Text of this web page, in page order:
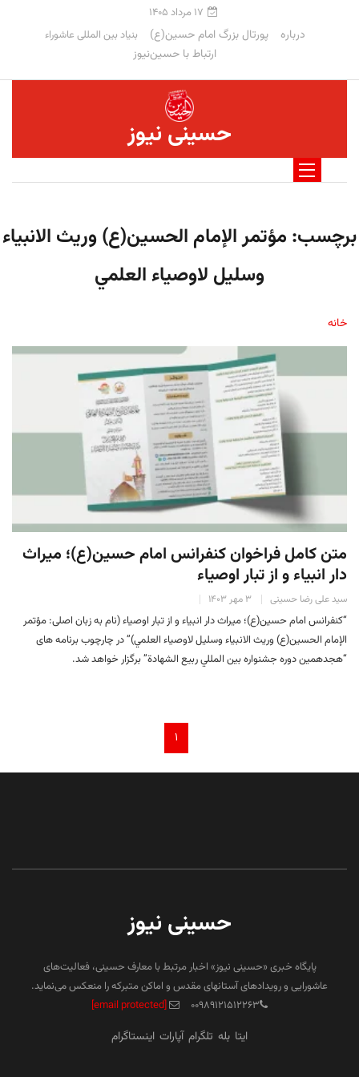
۱۷ مرداد ۱۴۰۵
درباره پورتال بزرگ امام حسین(ع) بنیاد بین المللی عاشوراء
ارتباط با حسین‌نیوز
حسینی نیوز
برچسب: مؤتمر الإمام الحسين(ع) وريث الانبياء
وسليل لاوصياء العلمي
خانه
متن کامل فراخوان كنفرانس امام حسين(ع)؛ ميراث
دار انبياء و از تبار اوصياء
سید علی رضا حسینی ۳ مهر ۱۴۰۳
“كنفرانس امام حسين(ع)؛ ميراث دار انبياء و از تبار اوصياء (نام به زبان اصلی: مؤتمر
الإمام الحسين(ع) وريث الانبياء وسليل لاوصياء العلمي)” در چارچوب برنامه های
“هجدهمين دوره جشنواره بين المللي ربيع الشهادة” برگزار خواهد شد.
۱
حسینی نیوز
پایگاه خبری «حسینی نیوز» اخبار مرتبط با معارف حسینی، فعالیت‌های
عاشورایی و رویدادهای آستانهای مقدس و اماکن متبرکه را منعکس می‌نماید.
۰۰۹۸۹۱۲۱۵۱۲۲۶۳
[email protected]
ایتا بله تلگرام آپارات اینستاگرام